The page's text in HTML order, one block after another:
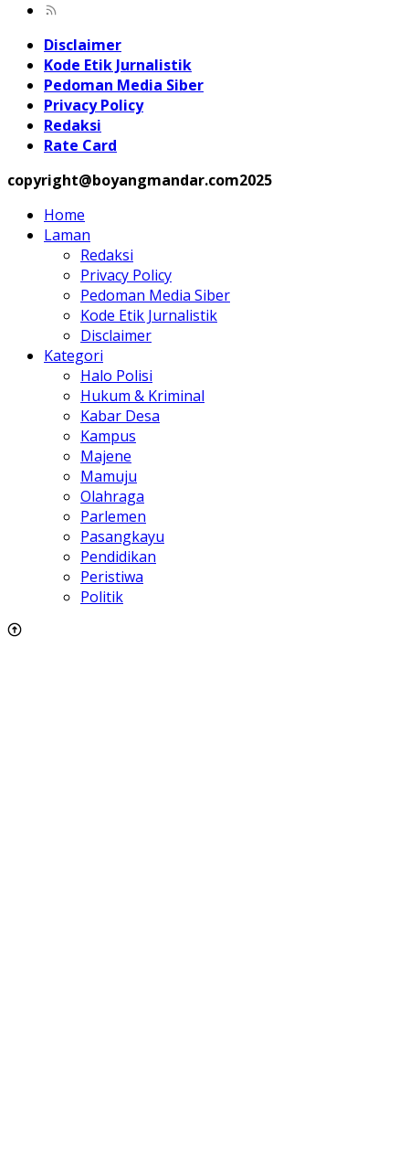
Disclaimer
Kode Etik Jurnalistik
Pedoman Media Siber
Privacy Policy
Redaksi
Rate Card
copyright@boyangmandar.com2025
Home
Laman
Redaksi
Privacy Policy
Pedoman Media Siber
Kode Etik Jurnalistik
Disclaimer
Kategori
Halo Polisi
Hukum & Kriminal
Kabar Desa
Kampus
Majene
Mamuju
Olahraga
Parlemen
Pasangkayu
Pendidikan
Peristiwa
Politik